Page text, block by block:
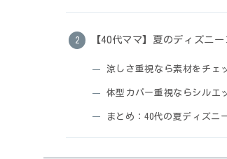
【40代ママ】夏のディズニ
涼しさ重視なら素材をチェ
体型カバー重視ならシルエ
まとめ：40代の夏ディズニ